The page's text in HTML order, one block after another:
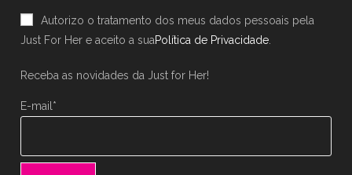
new
tab
new
tab
Autorizo o tratamento dos meus dados pessoais pela
Just For Her e aceito a suaPolítica de Privacidade
Receba as novidades da Just for Her!
E-mail*